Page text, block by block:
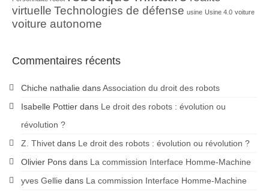
virtuelle Technologies de défense usine Usine 4.0 voiture
voiture autonome
Commentaires récents
Chiche nathalie dansAssociation du droit des robots
Isabelle Pottier dans Le droit des robots : évolution ou
révolution ?
Z. Thivet dans Le droit des robots : évolution ou révolution ?
Olivier Pons dans La commission Interface Homme-Machine
yves Gellie dans La commission Interface Homme-Machine